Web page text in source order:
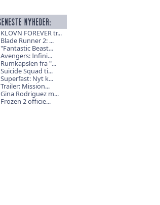
KLOVN FOREVER tr...
Blade Runner 2: ...
"Fantastic Beast...
Avengers: Infini...
Rumkapslen fra "...
Suicide Squad ti...
Superfast: Nyt k...
Trailer: Mission...
Gina Rodriguez m...
Frozen 2 officie...